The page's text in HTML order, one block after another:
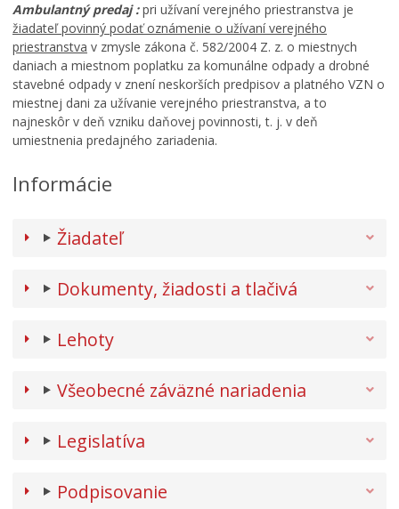
Ambulantný predaj :pri užívaní verejného priestranstva je
žiadateľ povinný podať oznámenie o užívaní verejného
priestranstva v zmysle zákona č. 582/2004 Z. z. o miestnych
daniach a miestnom poplatku za komunálne odpady a drobné
stavebné odpady v znení neskorších predpisov a platného VZN o
miestnej dani za užívanie verejného priestranstva, a to
najneskôr v deň vzniku daňovej povinnosti, t. j. v deň
umiestnenia predajného zariadenia.
Informácie
Žiadateľ
Dokumenty, žiadosti a tlačivá
Lehoty
Všeobecné záväzné nariadenia
Legislatíva
Podpisovanie